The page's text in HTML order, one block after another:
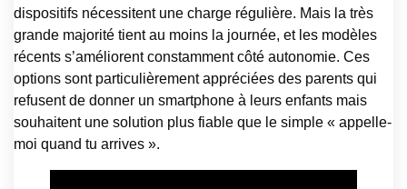
dispositifs nécessitent une charge régulière. Mais la très
grande majorité tient au moins la journée, et les modèles
récents s’améliorent constamment côté autonomie. Ces
options sont particulièrement appréciées des parents qui
refusent de donner un smartphone à leurs enfants mais
souhaitent une solution plus fiable que le simple « appelle-
moi quand tu arrives ».